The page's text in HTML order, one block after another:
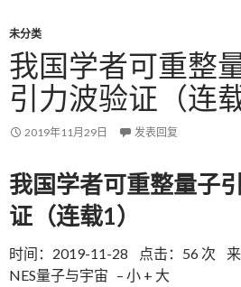
未分类
我国学者可重整
引力波验证（连载
2019年11月29日 发表回复
我国学者可重整量子
证（连载1）
时间：2019-11-28 点击：56 次 来
NES量子与宇宙 – 小 + 大